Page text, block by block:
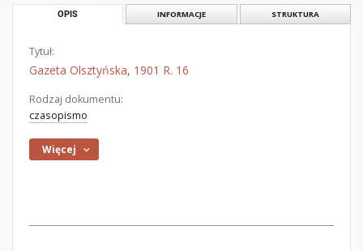
OPIS INFORMACJE STRUKTURA
Tytuł:
Gazeta Olsztyńska, 1901 R. 16
Rodzaj dokumentu:
czasopismo
Więcej